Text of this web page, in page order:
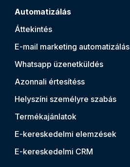
Automatizálás
Áttekintés
E-mail marketing automatizálás
Whatsapp üzenetküldés
Azonnali értesítéss
Helyszíni személyre szabás
Termékajánlatok
E-kereskedelmi elemzések
E-kereskedelmi CRM